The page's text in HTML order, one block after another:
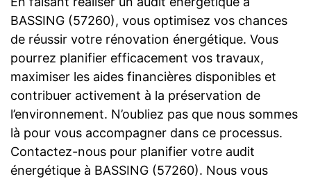
BASSING (57260), vous optimisez vos chances
de réussir votre rénovation énergétique. Vous
pourrez planifier efficacement vos travaux,
maximiser les aides financières disponibles et
contribuer activement à la préservation de
l’environnement. N’oubliez pas que nous sommes
là pour vous accompagner dans ce processus.
Contactez-nous pour planifier votre audit
énergétique à BASSING (57260). Nous vous